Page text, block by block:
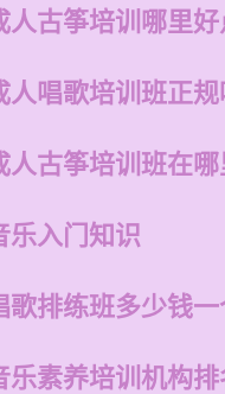
人古筝培训哪里好
人唱歌培训班正规
人古筝培训班在哪
乐入门知识
歌排练班多少钱
乐素养培训机构